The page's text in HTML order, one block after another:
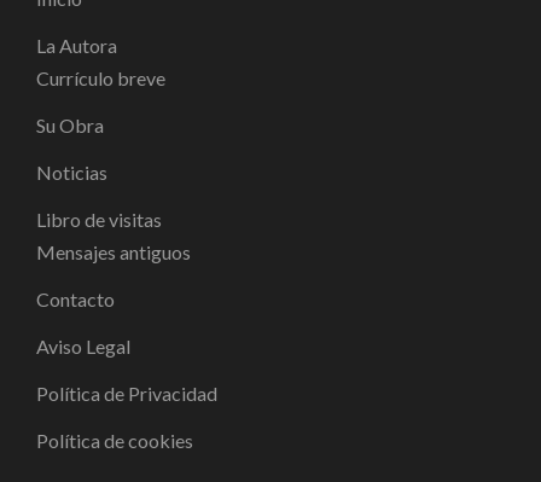
La Autora
Currículo breve
Su Obra
Noticias
Libro de visitas
Mensajes antiguos
Contacto
Aviso Legal
Política de Privacidad
Política de cookies